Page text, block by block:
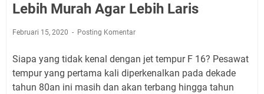
Lebih Murah Agar Lebih Laris
Februari 15, 2020 Posting Komentar
Siapa yang tidak kenal dengan jet tempur F 16? Pesawat
tempur yang pertama kali diperkenalkan pada dekade
tahun 80an ini masih dan akan terbang hingga tahun